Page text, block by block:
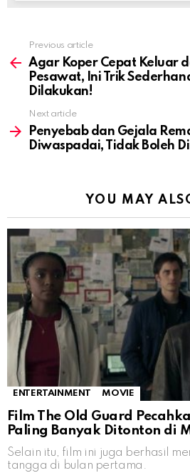
more
Previous article
Agar Koper Cepat Keluar
Pesawat, Ini Trik
Dilakukan!
Next article
Penyebab dan Gejala
Diwaspadai, Tidak Boleh
YOU MAY
ENTERTAINMENT MOVIE
Film The Old Guard
Paling Banyak Ditonton di
Selain itu, film ini juga berhasil
tangga di bulan pertama.